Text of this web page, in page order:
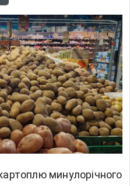
картоплю минулорічного